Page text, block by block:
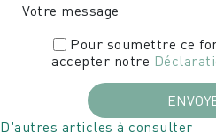
Votre message
Pour soumettre ce
accepter notre
D'autres articles à consulter